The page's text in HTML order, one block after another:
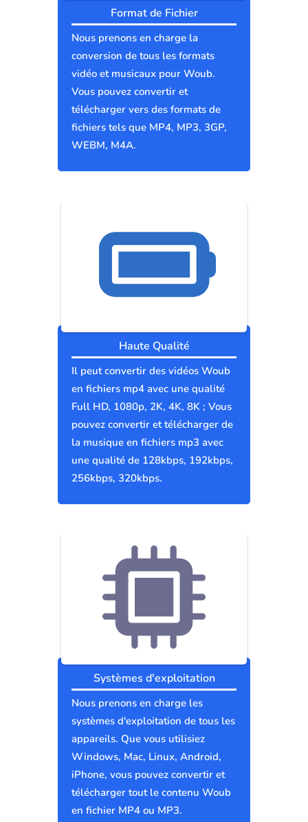
Format de Fichier
Nous prenons en charge la
conversion de tous les formats
vidéo et musicaux pour Woub.
Vous pouvez convertir et
télécharger vers des formats de
fichiers tels que MP4, MP3, 3GP,
WEBM, M4A.
Haute Qualité
Il peut convertir des vidéos Woub
en fichiers mp4 avec une qualité
Full HD, 1080p, 2K, 4K, 8K ; Vous
pouvez convertir et télécharger de
la musique en fichiers mp3 avec
une qualité de 128kbps, 192kbps,
256kbps, 320kbps.
Systèmes d'exploitation
Nous prenons en charge les
systèmes d'exploitation de tous les
appareils. Que vous utilisiez
Windows, Mac, Linux, Android,
iPhone, vous pouvez convertir et
télécharger tout le contenu Woub
en fichier MP4 ou MP3.